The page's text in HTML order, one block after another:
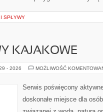
SPŁYWY
KAJAKOWE
- 2026 MOŻLIWOŚĆ
Serwis poświęcony
doskonałe miejsce dla